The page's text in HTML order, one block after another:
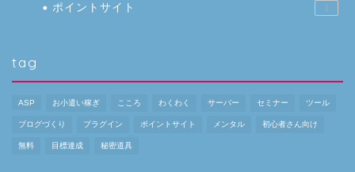
ポイントサイト 1
tag
ASP お小遣い稼ぎ こころ わくわく サーバー セミナー ツール
ブログづくり プラグイン ポイントサイト メンタル 初心者さん向け
無料 目標達成 秘密道具